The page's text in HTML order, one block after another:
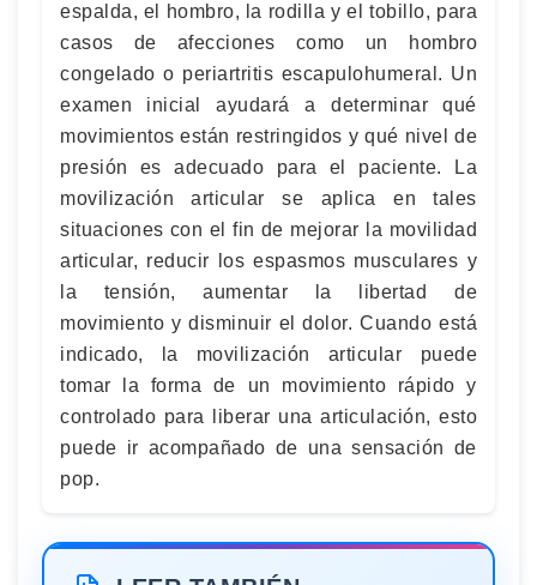
espalda, el hombro, la rodilla y el tobillo, para
casos de afecciones como un hombro
congelado o periartritis escapulohumeral. Un
examen inicial ayudará a determinar qué
movimientos están restringidos y qué nivel de
presión es adecuado para el paciente. La
movilización articular se aplica en tales
situaciones con el fin de mejorar la movilidad
articular, reducir los espasmos musculares y
la tensión, aumentar la libertad de
movimiento y disminuir el dolor. Cuando está
indicado, la movilización articular puede
tomar la forma de un movimiento rápido y
controlado para liberar una articulación, esto
puede ir acompañado de una sensación de
pop.